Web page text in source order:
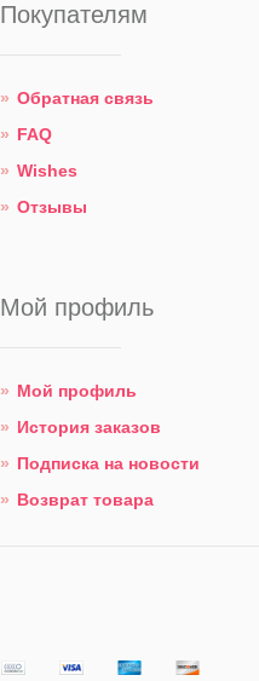
Покупателям
Обратная связь
FAQ
Wishes
Отзывы
Мой профиль
Мой профиль
История заказов
Подписка на новости
Возврат товара